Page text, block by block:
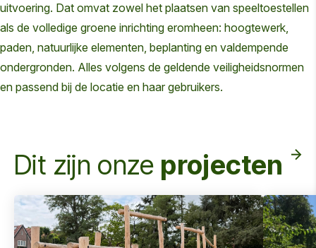
uitvoering. Dat omvat zowel het plaatsen van speeltoestellen
als de volledige groene inrichting eromheen: hoogtewerk,
paden, natuurlijke elementen, beplanting en valdempende
ondergronden. Alles volgens de geldende veiligheidsnormen
en passend bij de locatie en haar gebruikers.
Dit zijn onze projecten